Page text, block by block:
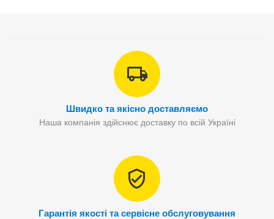
Швидко та якісно доставляємо
Наша компанія здійснює доставку по всій Україні
Гарантія якості та сервісне обслуговування